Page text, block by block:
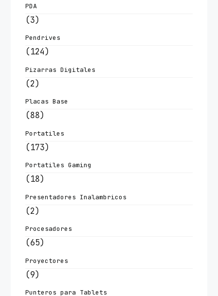
PDA
(3)
Pendrives
(124)
Pizarras Digitales
(2)
Placas Base
(88)
Portatiles
(173)
Portatiles Gaming
(18)
Presentadores Inalambricos
(2)
Procesadores
(65)
Proyectores
(9)
Punteros para Tablets